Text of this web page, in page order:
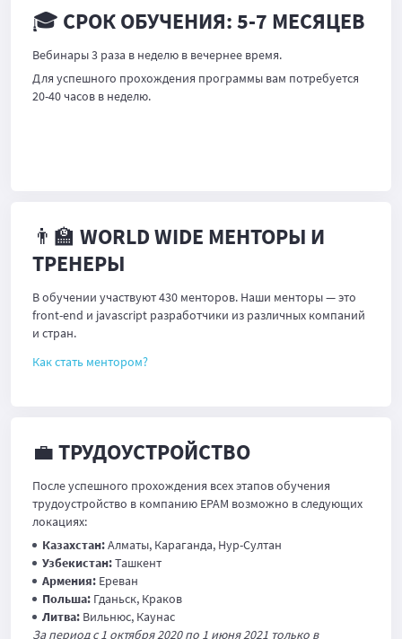
🎓 СРОК ОБУЧЕНИЯ: 5-7 МЕСЯЦЕВ
Вебинары 3 раза в неделю в вечернее время.
Для успешного прохождения программы вам потребуется
20-40 часов в неделю.
👨‍🏫 WORLD WIDE МЕНТОРЫ И
ТРЕНЕРЫ
В обучении участвуют 430 менторов. Наши менторы — это
front-end и javascript разработчики из различных компаний
и стран.
Как стать ментором?
💼 ТРУДОУСТРОЙСТВО
После успешного прохождения всех этапов обучения
трудоустройство в компанию EPAM возможно в следующих
локациях:
Казахстан:Алматы, Караганда, Нур-Султан
Узбекистан:Ташкент
Армения: Ереван
Польша: Гданьск, Краков
Литва: Вильнюс, Каунас
За период с 1 октября 2020 по 1 июня 2021 только в